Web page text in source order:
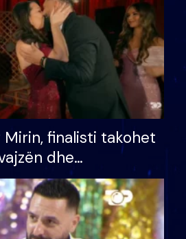
finalisti takohet
dhe
S’kemi ndonjë letër